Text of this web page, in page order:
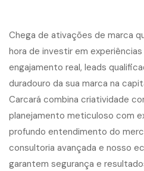
Chega de ativações de marca
hora de investir em
engajamento real, leads
duradouro da sua marca na
Carcará combina criatividade
planejamento meticuloso com
profundo entendimento do
consultoria avançada e nosso
garantem segurança e